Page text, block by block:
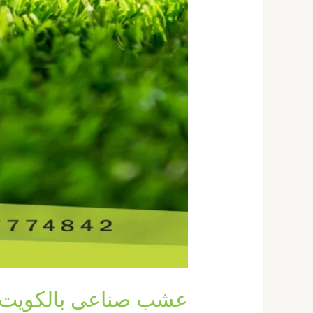
عشب صناعى بالكويت 67774842| مزايا العشب